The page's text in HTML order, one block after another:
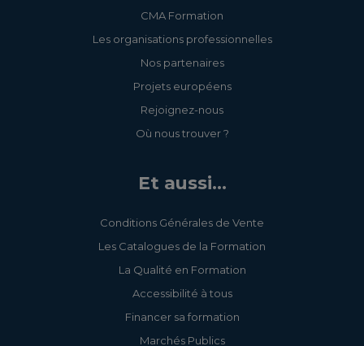
CMA Formation
Les organisations professionnelles
Nos partenaires
Projets européens
Rejoignez-nous
Où nous trouver ?
Et aussi...
Conditions Générales de Vente
Les Catalogues de la Formation
La Qualité en Formation
Accessibilité à tous
Financer sa formation
Marchés Publics